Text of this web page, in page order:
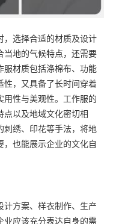
，选择合适的材质及设计
当地的气候特点，还需要
服材质包括涤棉布、功能
，又具备了长时间穿着
性与美观性。工作服的
点以及地域文化密切相
刺绣、印花等手法，将地
也能展示企业的文化自
方案、样衣制作、生产
应该充分表达自身的需